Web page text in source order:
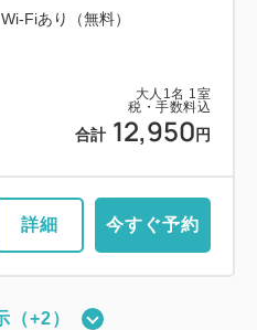
大人 1名 1室
税・手数料込
合計 12,950 円
Wi-Fiあり（無料）
詳細 今すぐ予約
（+2）